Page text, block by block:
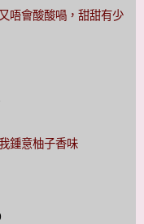
唔會酸酸喎，甜甜有少
鍾意柚子香味